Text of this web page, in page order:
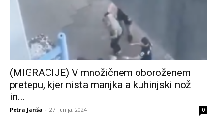
(MIGRACIJE) V množičnem oboroženem
pretepu, kjer nista manjkala kuhinjski nož
in...
Petra Janša - 27. junija, 2024 0